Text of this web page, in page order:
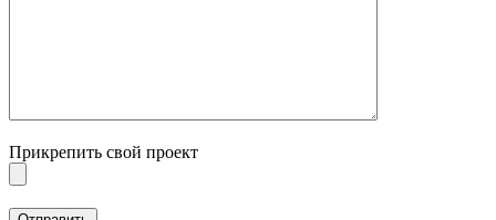
Прикрепить свой проект